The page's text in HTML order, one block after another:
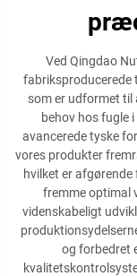
Ved Qingdao
fabriksproducerede
som er udformet
behov hos fugle
avancerede tyske
vores produkter
hvilket er
fremme optimal
videnskabeligt
og forbedret